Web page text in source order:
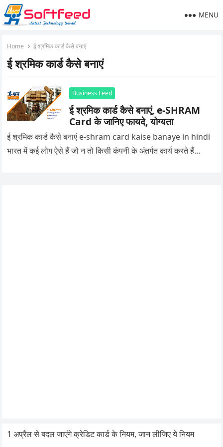
MENU
Home ई श्रमिक कार्ड कैसे बनाएं
ई श्रमिक कार्ड कैसे बनाएं
Business Feed
ई श्रमिक कार्ड कैसे बनाएं, e-SHRAM
Card के जानिए फायदे, योग्यता
ई श्रमिक कार्ड कैसे बनाएं e-shram card kaise banaye in hindi
भारत में कई लोग ऐसे हैं जो न तो किसी कंपनी के अंतर्गत कार्य करते हैं…
1 अप्रैल से बदल जाएंगे क्रेडिट कार्ड के नियम, जान लीजिए ये नियम